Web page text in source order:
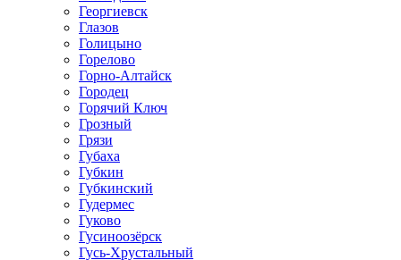
Георгиевск
Глазов
Голицыно
Горелово
Горно-Алтайск
Городец
Горячий Ключ
Грозный
Грязи
Губаха
Губкин
Губкинский
Гудермес
Гуково
Гусиноозёрск
Гусь-Хрустальный